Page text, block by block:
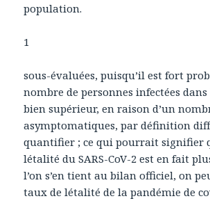
population.
1
sous-évaluées, puisqu’il est fort
nombre de personnes infectées
bien supérieur, en raison d’un
asymptomatiques, par définition
quantifier ; ce qui pourrait signifier
létalité du SARS-CoV-2 est en fait
l’on s’en tient au bilan officiel, on
taux de létalité de la pandémie de